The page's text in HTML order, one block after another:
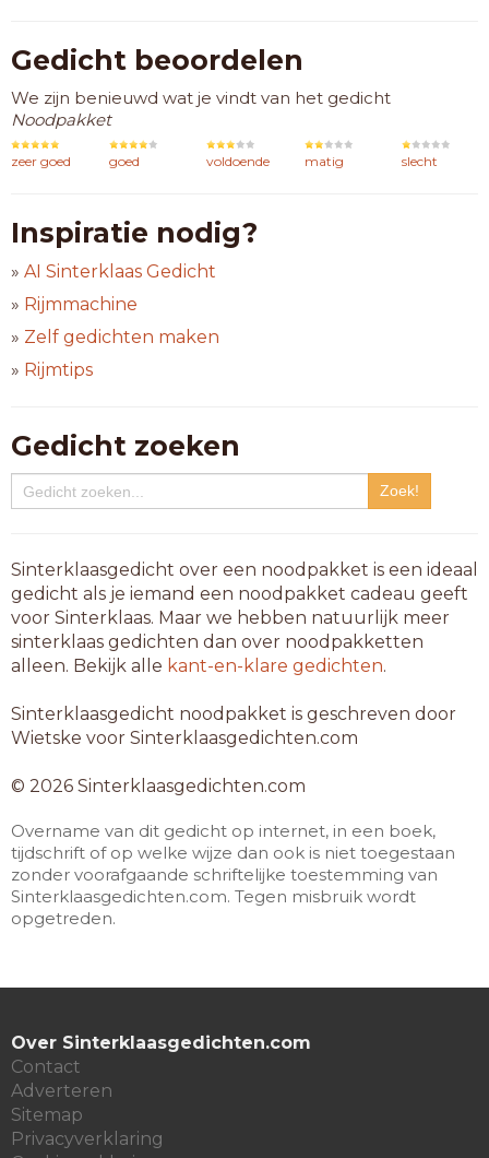
Gedicht beoordelen
We zijn benieuwd wat je vindt van het gedicht
Noodpakket
zeer goed goed voldoende matig slecht
Inspiratie nodig?
» AI Sinterklaas Gedicht
» Rijmmachine
» Zelf gedichten maken
» Rijmtips
Gedicht zoeken
Sinterklaasgedicht over een noodpakket is een ideaal
gedicht als je iemand een noodpakket cadeau geeft
voor Sinterklaas. Maar we hebben natuurlijk meer
sinterklaas gedichten dan over noodpakketten
alleen. Bekijk alle kant-en-klare gedichten.
Sinterklaasgedicht noodpakket is geschreven door
Wietske voor Sinterklaasgedichten.com
© 2026 Sinterklaasgedichten.com
Overname van dit gedicht op internet, in een boek,
tijdschrift of op welke wijze dan ook is niet toegestaan
zonder voorafgaande schriftelijke toestemming van
Sinterklaasgedichten.com. Tegen misbruik wordt
opgetreden.
Over Sinterklaasgedichten.com
Contact
Adverteren
Sitemap
Privacyverklaring